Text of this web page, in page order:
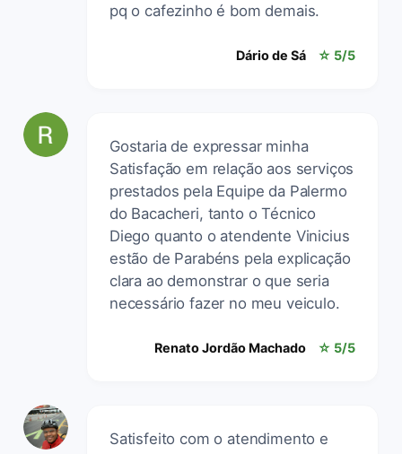
pq o cafezinho é bom demais.
Dário de Sá ☆ 5/5
Gostaria de expressar minha
Satisfação em relação aos serviços
prestados pela Equipe da Palermo
do Bacacheri, tanto o Técnico
Diego quanto o atendente Vinicius
estão de Parabéns pela explicação
clara ao demonstrar o que seria
necessário fazer no meu veiculo.
Renato Jordão Machado ☆ 5/5
Satisfeito com o atendimento e